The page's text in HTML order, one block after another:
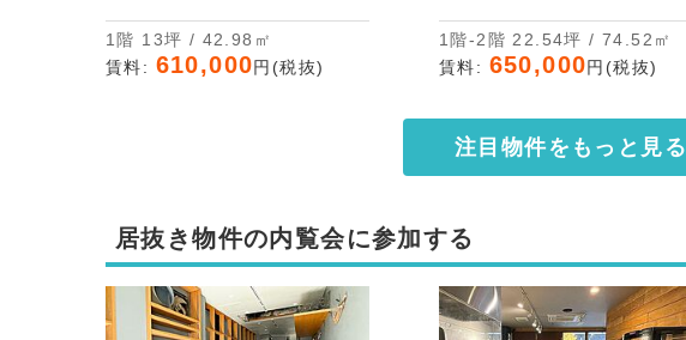
1階 13坪 / 42.98㎡
賃料: 610,000円(税抜)
1階-2階 22.54坪 / 74.52㎡
賃料: 650,000円(税抜)
注目物件をもっと見る
居抜き物件の内覧会に参加する